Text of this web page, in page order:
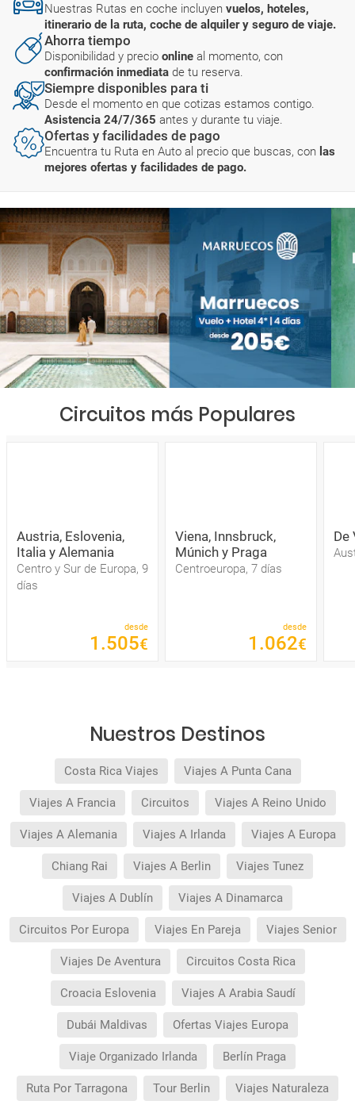
Nuestras Rutas en coche incluyen vuelos, hoteles,
itinerario de la ruta, coche de alquiler y seguro de viaje.
Ahorra tiempo
Disponibilidad y precio online al momento, con
confirmación inmediata de tu reserva.
Siempre disponibles para ti
Desde el momento en que cotizas estamos contigo.
Asistencia 24/7/365 antes y durante tu viaje.
Ofertas y facilidades de pago
Encuentra tu Ruta en Auto al precio que buscas, con las
mejores ofertas y facilidades de pago.
Circuitos más Populares
Austria, Eslovenia,
Italia y Alemania
Centro y Sur de Europa, 9
días
desde
1 .505€
Viena, Innsbruck,
Múnich y Praga
Centroeuropa, 7 días
desde
1 .062€
De
Nuestros Destinos
Costa Rica Viajes Viajes A Punta Cana
Viajes A Francia Circuitos Viajes A Reino Unido
Viajes A Alemania Viajes A Irlanda Viajes A Europa
Chiang Rai Viajes A Berlin Viajes Tunez
Viajes A Dublín Viajes A Dinamarca
Circuitos Por Europa Viajes En Pareja Viajes Senior
Viajes De Aventura Circuitos Costa Rica
Croacia Eslovenia Viajes A Arabia Saudí
Dubái Maldivas Ofertas Viajes Europa
Viaje Organizado Irlanda Berlín Praga
Ruta Por Tarragona Tour Berlin Viajes Naturaleza